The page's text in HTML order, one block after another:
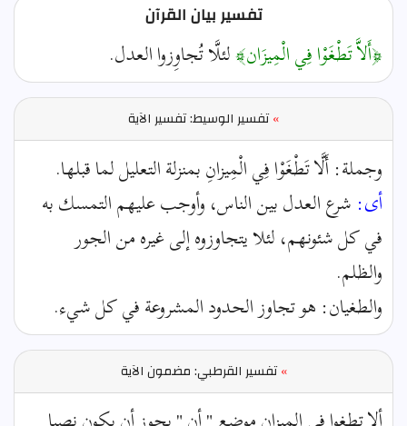
تفسير بيان القرآن
﴿أَلاَّ تَطْغَوْا فِي الْمِيزَان﴾لئلَّا تُجاوِزوا العدل.
»تفسير الوسيط: تفسير الآية
وجملة: أَلَّا تَطْغَوْا فِي الْمِيزانِ بمنزلة التعليل لما قبلها.
أى: شرع العدل بين الناس، وأوجب عليهم التمسك به
في كل شئونهم، لئلا يتجاوزوه إلى غيره من الجور
والظلم.
والطغيان: هو تجاوز الحدود المشروعة في كل شيء.
» تفسير القرطبي: مضمون الآية